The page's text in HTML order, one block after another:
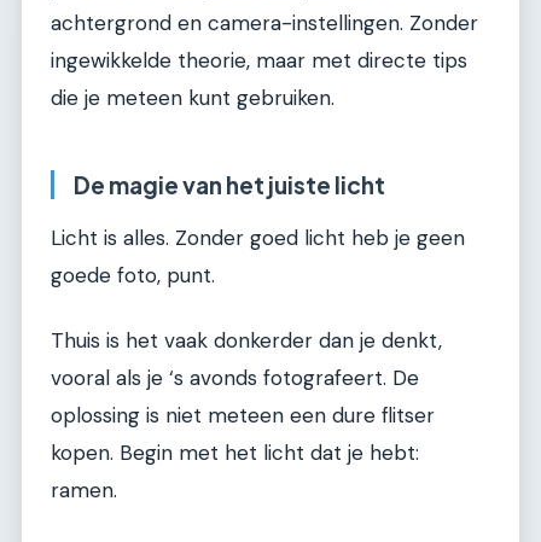
achtergrond en camera-instellingen. Zonder
ingewikkelde theorie, maar met directe tips
die je meteen kunt gebruiken.
De magie van het juiste licht
Licht is alles. Zonder goed licht heb je geen
goede foto, punt.
Thuis is het vaak donkerder dan je denkt,
vooral als je ‘s avonds fotografeert. De
oplossing is niet meteen een dure flitser
kopen. Begin met het licht dat je hebt:
ramen.